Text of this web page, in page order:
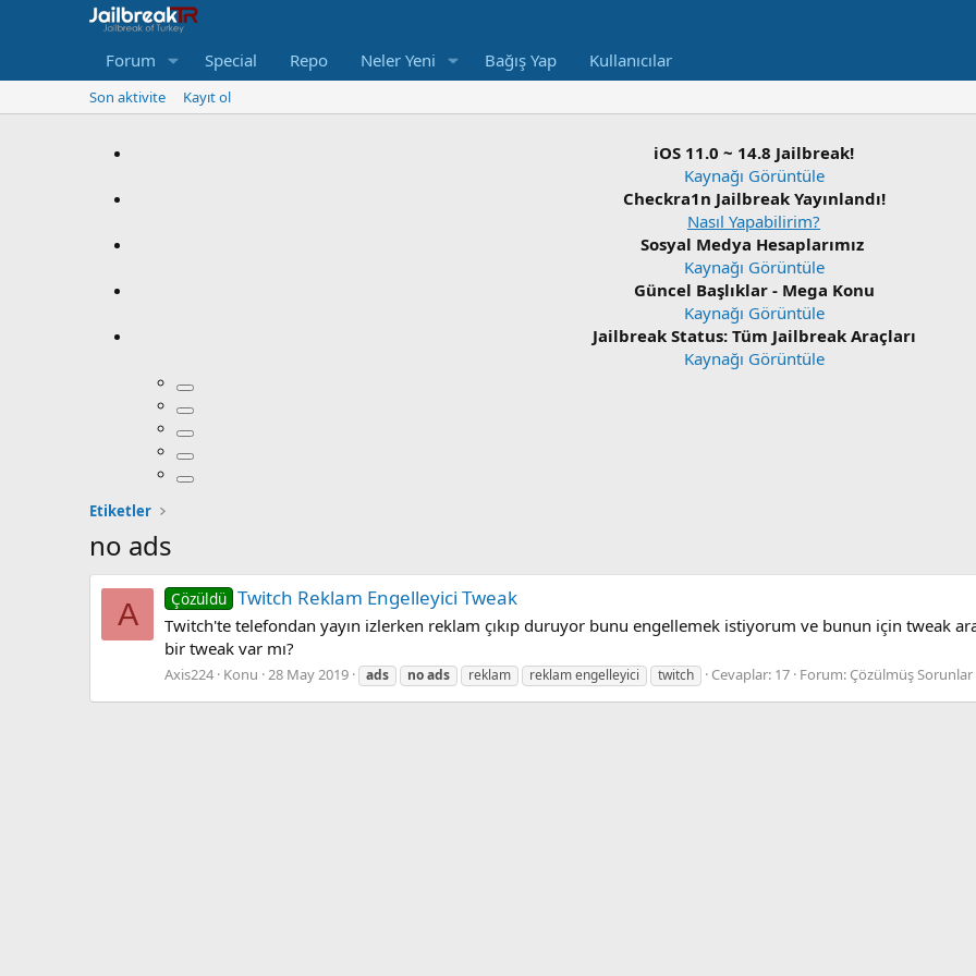
Forum Special Repo Neler Yeni Bağış Yap Kullanıcılar
Son aktivite Kayıt ol
iOS 11.0 ~ 14.8 Jailbreak!
Kaynağı Görüntüle
Checkra1n Jailbreak Yayınlandı!
Nasıl Yapabilirim?
Sosyal Medya Hesaplarımız
Kaynağı Görüntüle
Güncel Başlıklar - Mega Konu
Kaynağı Görüntüle
Jailbreak Status: Tüm Jailbreak Araçları
Kaynağı Görüntüle
Etiketler
no ads
A Çözüldü Twitch Reklam Engelleyici Tweak
Twitch'te telefondan yayın izlerken reklam çıkıp duruyor bunu engellemek istiyorum ve bunun için tweak
bir tweak var mı?
Axis224 Konu 28 May 2019 ads noads reklam reklam engelleyici twitch Cevaplar: 17 Forum: Çözülmüş Sorunlar